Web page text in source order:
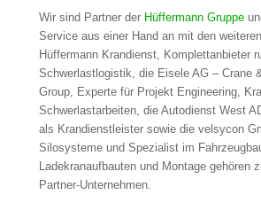
Wir sind Partner der Hüffermann Gruppe
Service aus einer Hand an mit den
Hüffermann Krandienst, Komplettanbieter
Schwerlastlogistik, die Eisele AG – Crane
Group, Experte für Projekt Engineering,
Schwerlastarbeiten, die Autodienst West
als Krandienstleister sowie die velsycon
Silosysteme und Spezialist im
Ladekranaufbauten und Montage gehören
Partner-Unternehmen.